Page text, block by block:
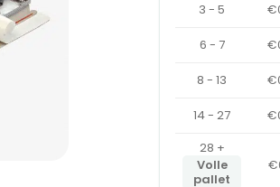
3 - 5
6 - 7
8 - 13
14 - 27
28 +
Volle
pallet